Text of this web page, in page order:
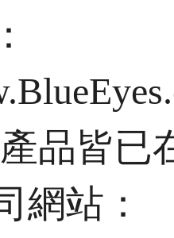
品皆已
網站：